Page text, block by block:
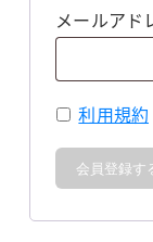
メールアド
利用規約
会員登録す